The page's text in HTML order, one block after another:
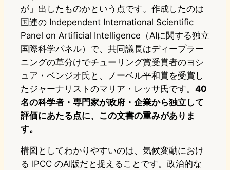
が」出したものかという点です。作成したのは
国連の Independent International Scientific
Panel on Artificial Intelligence（AIに関する独立
国際科学パネル）で、共同議長はディープラー
ニングの草分けでチューリング賞受賞者のヨシ
ュア・ベンジオ氏と、ノーベル平和賞を受賞し
たジャーナリストのマリア・レッサ氏です。 40
名の科学者・専門家が政府・企業から独立して
評価にあたる点に、この文書の重みがありま
す。
構図としてわかりやすいのは、気候変動におけ
る IPCC のAI版だと捉えることです。政治的な